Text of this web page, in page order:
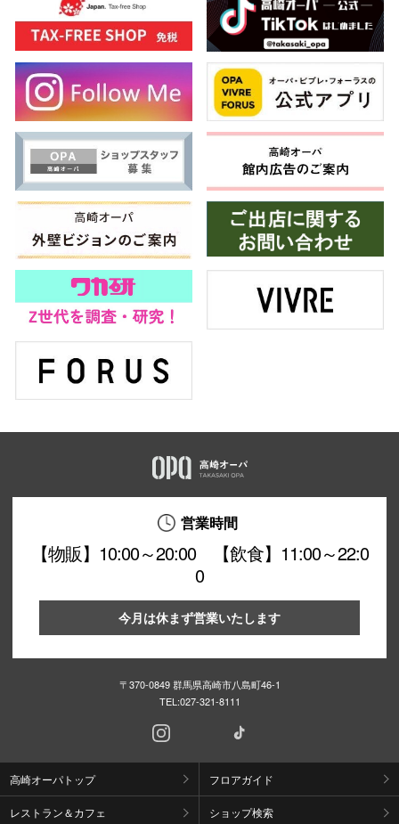
営業時間
【物販】10:00～20:00 【飲食】11:00～22:0
0
今月は休まず営業いたします
〒370-0849 群馬県高崎市八島町46-1
TEL:027-321-8111
高崎オーパトップ フロアガイド
レストラン＆カフェ ショップ検索